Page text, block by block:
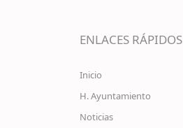
ENLACES RÁPIDOS
Inicio
H. Ayuntamiento
Noticias